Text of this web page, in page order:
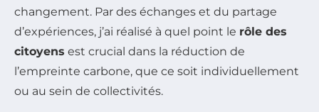
changement. Par des échanges et du partage
d’expériences, j’ai réalisé à quel point le rôle des
citoyens est crucial dans la réduction de
l’empreinte carbone, que ce soit individuellement
ou au sein de collectivités.